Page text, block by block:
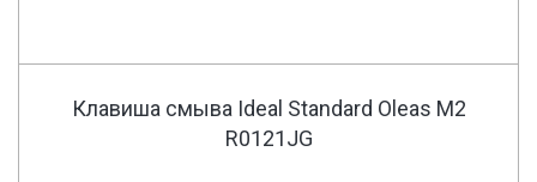
Клавиша смыва Ideal Standard Oleas M2
R0121JG